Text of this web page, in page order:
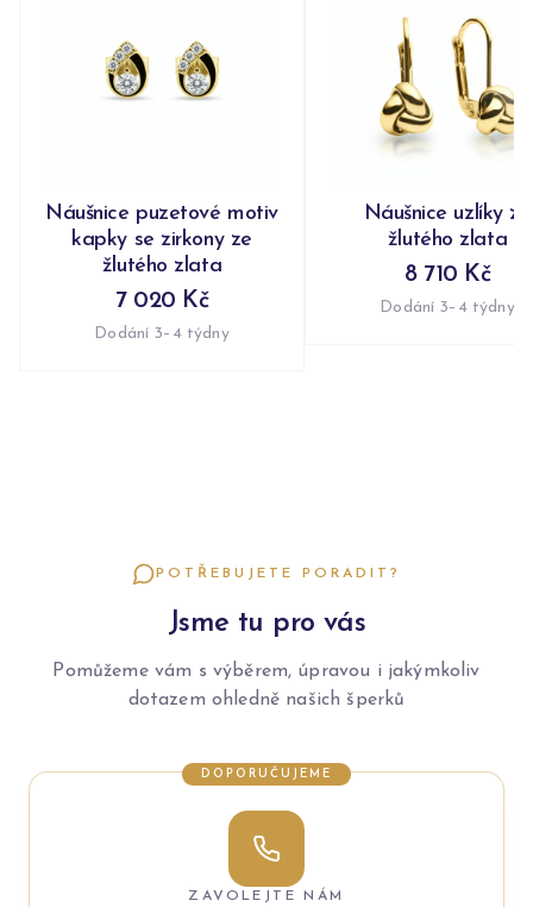
Náušnice puzetové motiv
kapky se zirkony ze
žlutého zlata
7 020 Kč
Dodání 3–4 týdny
Náušnice uzlíky ze
žlutého zlata
8 710 Kč
Dodání 3–4 týdny
POTŘEBUJETE PORADIT?
Jsme tu pro vás
Pomůžeme vám s výběrem, úpravou i jakýmkoliv
dotazem ohledně našich šperků
DOPORUČUJEME
ZAVOLEJTE NÁM